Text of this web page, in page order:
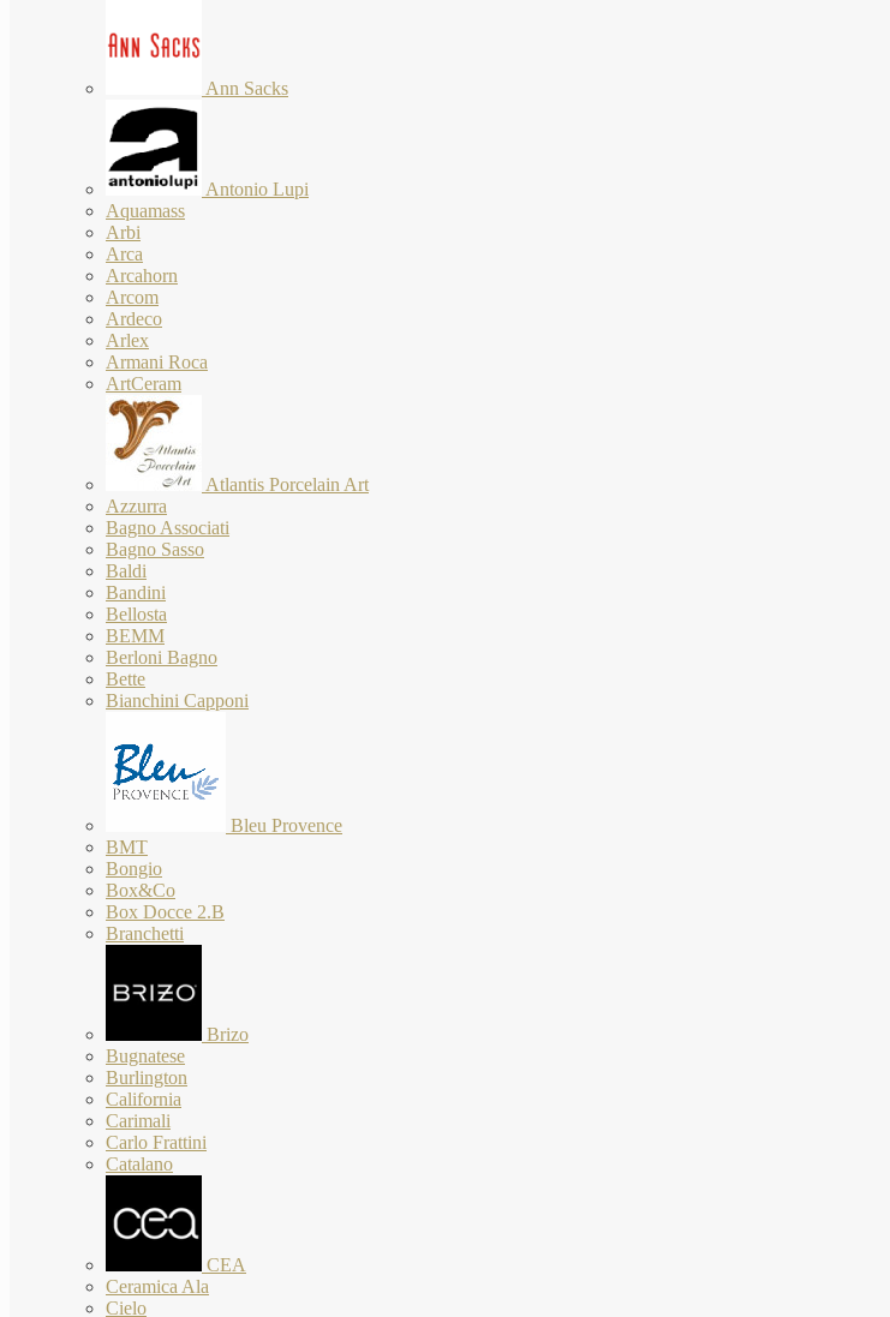
Ann Sacks
Antonio Lupi
Aquamass
Arbi
Arca
Arcahorn
Arcom
Ardeco
Arlex
Armani Roca
ArtCeram
Atlantis Porcelain Art
Azzurra
Bagno Associati
Bagno Sasso
Baldi
Bandini
Bellosta
BEMM
Berloni Bagno
Bette
Bianchini Capponi
Bleu Provence
BMT
Bongio
Box&Co
Box Docce 2.B
Branchetti
Brizo
Bugnatese
Burlington
California
Carimali
Carlo Frattini
Catalano
CEA
Ceramica Ala
Cielo